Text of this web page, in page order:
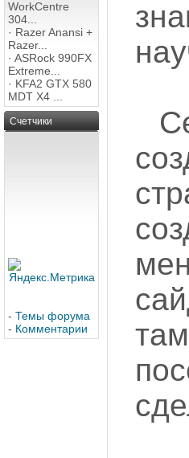
WorkCentre
304...
· Razer Anansi +
Razer...
· ASRock 990FX
Extreme...
· KFA2 GTX 580
MDT X4 ...
Счетчики
- Темы форума
- Комментарии